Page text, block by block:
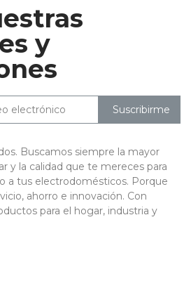
y
Suscribirme
Buscamos siempre la mayor
y la calidad que te mereces para
a tus electrodomésticos. Porque
ahorro e innovación. Con
para el hogar, industria y